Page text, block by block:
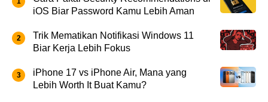
iOS Biar Password Kamu Lebih Aman
Trik Mematikan Notifikasi Windows 11
Biar Kerja Lebih Fokus
iPhone 17 vs iPhone Air, Mana yang
Lebih Worth It Buat Kamu?